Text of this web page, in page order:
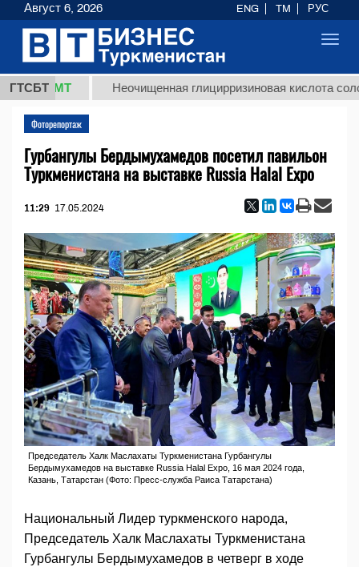
ГТСБТ
ТМТ Неочищенная глицирризиновая кислота
Фоторепортаж
Гурбангулы Бердымухамедов посетил павильон
Туркменистана на выставке Russia Halal Expo
11:29 17.05.2024
Председатель Халк Маслахаты Туркменистана Гурбангулы
Бердымухамедов на выставке Russia Halal Expo, 16 мая 2024 года,
Казань, Татарстан (Фото: Пресс-служба Раиса Татарстана)
Национальный Лидер туркменского народа,
Председатель Халк Маслахаты Туркменистана
Гурбангулы Бердымухамедов в четверг в ходе
Август 6, 2026 ENG TM РУС